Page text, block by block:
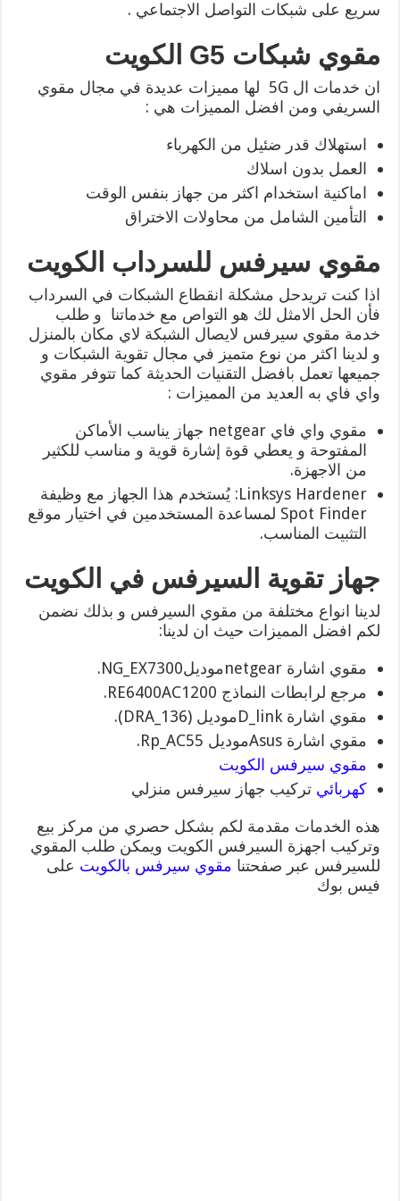
سريع على شبكات التواصل الاجتماعي .
مقوي شبكات G5 الكويت
ان خدمات ال 5G لها مميزات عديدة في مجال مقوي
السريفي ومن افضل المميزات هي :
استهلاك قدر ضئيل من الكهرباء
العمل بدون اسلاك
اماكنية استخدام اكثر من جهاز بنفس الوقت
التأمين الشامل من محاولات الاختراق
مقوي سيرفس للسرداب الكويت
اذا كنت تريدحل مشكلة انقطاع الشبكات في السرداب
فأن الحل الامثل لك هو التواص مع خدماتنا و طلب
خدمة مقوي سيرفس لايصال الشبكة لاي مكان بالمنزل
و لدينا اكثر من نوع متميز في مجال تقوية الشبكات و
جميعها تعمل بافضل التقنيات الحديثة كما تتوفر مقوي
واي فاي به العديد من المميزات :
مقوي واي فاي netgear جهاز يناسب الأماكن
المفتوحة و يعطي قوة إشارة قوية و مناسب للكثير
من الاجهزة.
Linksys Hardener: يُستخدم هذا الجهاز مع وظيفة
Spot Finder لمساعدة المستخدمين في اختيار موقع
التثبيت المناسب.
جهاز تقوية السيرفس في الكويت
لدينا انواع مختلفة من مقوي السيرفس و بذلك نضمن
لكم افضل المميزات حيث ان لدينا:
مقوي اشارة netgearموديلNG_EX7300.
مرجع لرابطات النماذج RE6400AC1200.
مقوي اشارة D_linkموديل (DRA_136).
مقوي اشارة Asusموديل Rp_AC55.
مقوي سيرفس الكويت
كهربائي تركيب جهاز سيرفس منزلي
هذه الخدمات مقدمة لكم بشكل حصري من مركز بيع
وتركيب اجهزة السيرفس الكويت ويمكن طلب المقوي
للسيرفس عبر صفحتنا مقوي سيرفس بالكويت على
فيس بوك